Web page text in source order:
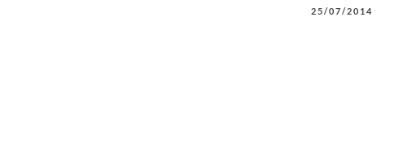
25/07/2014